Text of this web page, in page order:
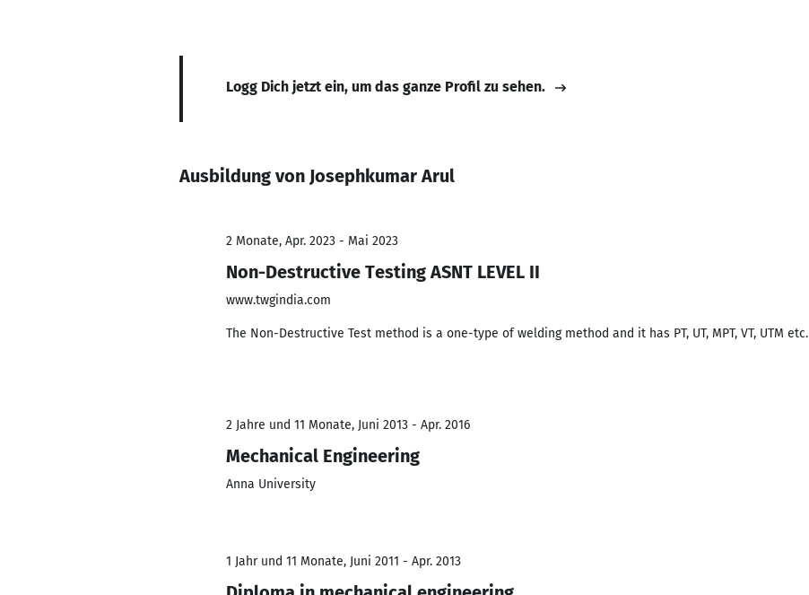
Logg Dich jetzt ein, um das ganze Profil zu sehen.
Ausbildung von Josephkumar Arul
2 Monate, Apr. 2023 - Mai 2023
Non-Destructive Testing ASNT LEVEL II
www.twgindia.com
The Non-Destructive Test method is a one-type of welding method and it has PT, UT, MPT, VT, UTM etc.
2 Jahre und 11 Monate, Juni 2013 - Apr. 2016
Mechanical Engineering
Anna University
1 Jahr und 11 Monate, Juni 2011 - Apr. 2013